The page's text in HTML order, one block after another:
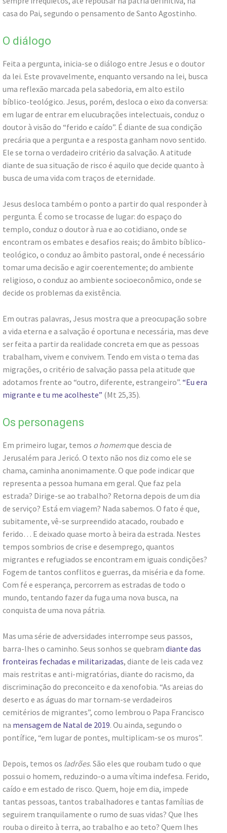
casa do Pai, segundo o pensamento de Santo Agostinho.
O diálogo
Feita a pergunta, inicia-se o diálogo entre Jesus e o doutor
da lei. Este provavelmente, enquanto versando na lei, busca
uma reflexão marcada pela sabedoria, em alto estilo
bíblico-teológico. Jesus, porém, desloca o eixo da conversa:
em lugar de entrar em elucubrações intelectuais, conduz o
doutor à visão do “ferido e caído”. É diante de sua condição
precária que a pergunta e a resposta ganham novo sentido.
Ele se torna o verdadeiro critério da salvação. A atitude
diante de sua situação de risco é aquilo que decide quanto à
busca de uma vida com traços de eternidade.
Jesus desloca também o ponto a partir do qual responder à
pergunta. É como se trocasse de lugar: do espaço do
templo, conduz o doutor à rua e ao cotidiano, onde se
encontram os embates e desafios reais; do âmbito bíblico-
teológico, o conduz ao âmbito pastoral, onde é necessário
tomar uma decisão e agir coerentemente; do ambiente
religioso, o conduz ao ambiente socioeconômico, onde se
decide os problemas da existência.
Em outras palavras, Jesus mostra que a preocupação sobre
a vida eterna e a salvação é oportuna e necessária, mas deve
ser feita a partir da realidade concreta em que as pessoas
trabalham, vivem e convivem. Tendo em vista o tema das
migrações, o critério de salvação passa pela atitude que
adotamos frente ao “outro, diferente, estrangeiro”. “Eu era
migrante e tu me acolheste” (Mt 25,35).
Os personagens
Em primeiro lugar, temos o homemque descia de
Jerusalém para Jericó. O texto não nos diz como ele se
chama, caminha anonimamente. O que pode indicar que
representa a pessoa humana em geral. Que faz pela
estrada? Dirige-se ao trabalho? Retorna depois de um dia
de serviço? Está em viagem? Nada sabemos. O fato é que,
subitamente, vê-se surpreendido atacado, roubado e
ferido… E deixado quase morto à beira da estrada. Nestes
tempos sombrios de crise e desemprego, quantos
migrantes e refugiados se encontram em iguais condições?
Fogem de tantos conflitos e guerras, da miséria e da fome.
Com fé e esperança, percorrem as estradas de todo o
mundo, tentando fazer da fuga uma nova busca, na
conquista de uma nova pátria.
Mas uma série de adversidades interrompe seus passos,
barra-lhes o caminho. Seus sonhos se quebram diante das
fronteiras fechadas e militarizadas, diante de leis cada vez
mais restritas e anti-migratórias, diante do racismo, da
discriminação do preconceito e da xenofobia. “As areias do
deserto e as águas do mar tornam-se verdadeiros
cemitérios de migrantes”, como lembrou o Papa Francisco
na mensagem de Natal de 2019. Ou ainda, segundo o
pontífice, “em lugar de pontes, multiplicam-se os muros”.
Depois, temos os ladrões. São eles que roubam tudo o que
possui o homem, reduzindo-o a uma vítima indefesa. Ferido,
caído e em estado de risco. Quem, hoje em dia, impede
tantas pessoas, tantos trabalhadores e tantas famílias de
seguirem tranquilamente o rumo de suas vidas? Que lhes
rouba o direito à terra, ao trabalho e ao teto? Quem lhes